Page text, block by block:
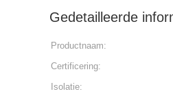
Gedetailleerde
Productnaam:
Certificering:
Isolatie: